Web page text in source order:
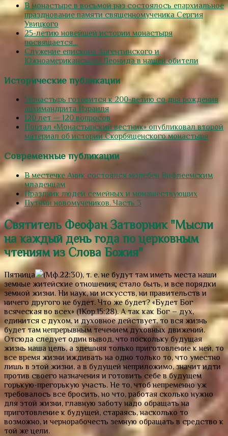
В монастыре в восьмой раз состоялось епархиальное
празднование памяти священномученика Сергия
Увицкого
25-летию новейшей истории монастыря
посвящается…
Служение епископа Аргентинского и
Южноамериканского Леонида в нашей обители
Исторические публикации
Монастырь готовится к 200-летию со дня рождения
архимандрита Израиля
120 лет — 120 вопросов
Портал «Монастырский вестник» опубликовал второй
материал об истории Скорбященского монастыря
Современные публикации
В местечке Аник состоялся молебен Вифлеемским
младенцам
Праздник людей семейных и монашествующих
Путями новомучеников. Часть 3
Святитель Феофан Затворник "Мысли
на каждый день года по церковным
чтениям из Слова Божия"
Пятница
(Мф.22:30), т. е. не будут там иметь места наши
земные житейские отношения; стало быть, и все порядки
земной жизни. Ни наук, ни искусств, ни правительств и
ничего другого не будет. Что же будет?«Будет Бог
всяческая во всех» (1Кор.15:28). А так как Бог – дух,
единится с духом, и духовное действует, то вся жизнь
будет там непрерывным течением духовных движений.
Отсюда следует один вывод, что поскольку будущая
жизнь наша цель, а здешняя только приготовление к ней, то
все время жизни иждивать на одно только то, что уместно
лишь в этой жизни, а в будущей неприложимо, значит идти
против своего назначения и готовить себе в будущем
горькую-прегорькую участь. Не то, чтоб непременно уж
требовалось все бросить, но что, работая сколько нужно
для этой жизни, главную заботу надо обращать на
приготовление к будущей, стараясь, насколько то
возможно, и чернорабочесть земную обращать в средство к
той же цели.